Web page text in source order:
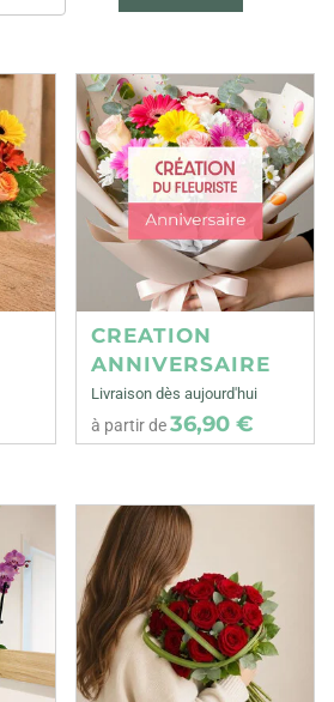
CREATION
ANNIVERSAIRE
Livraison dès aujourd'hui
à partir de36,90 €